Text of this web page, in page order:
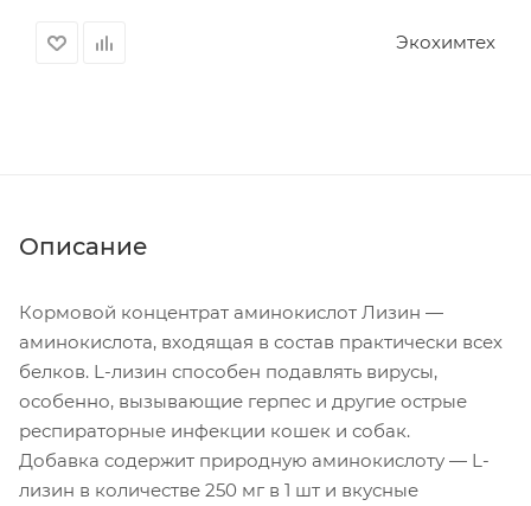
Экохимтех
Описание
Кормовой концентрат аминокислот Лизин —
аминокислота, входящая в состав практически всех
белков. L-лизин способен подавлять вирусы,
особенно, вызывающие герпес и другие острые
респираторные инфекции кошек и собак.
Добавка содержит природную аминокислоту — L-
лизин в количестве 250 мг в 1 шт и вкусные